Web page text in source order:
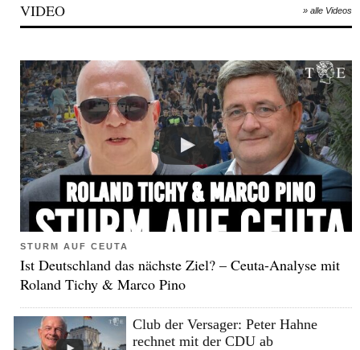
VIDEO » alle Videos
STURM AUF CEUTA
Ist Deutschland das nächste Ziel? – Ceuta-Analyse mit
Roland Tichy & Marco Pino
Club der Versager: Peter Hahne
rechnet mit der CDU ab